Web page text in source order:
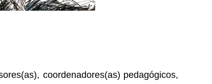
coordenadores(as) pedagógicos,